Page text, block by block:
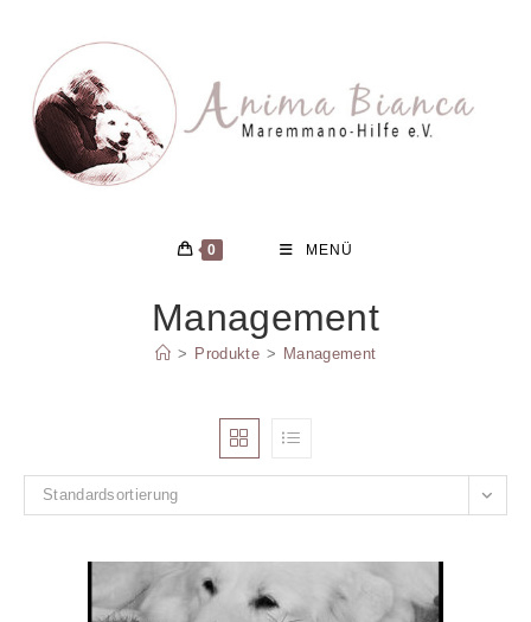
springen
0 MENÜ
Management
> Produkte > Management
Standardsortierung